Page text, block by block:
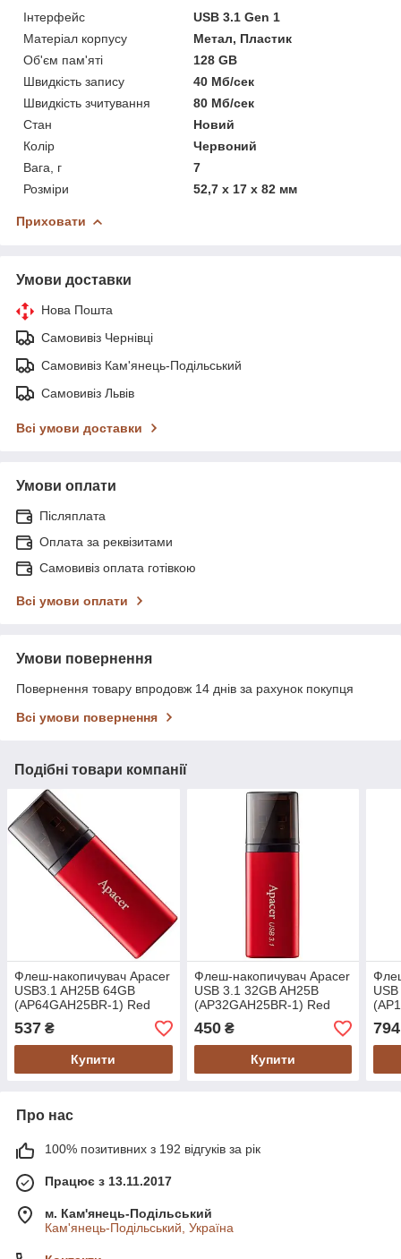
Інтерфейс
USB 3.1 Gen 1
Матеріал корпусу
Метал, Пластик
Об'єм пам'яті
128 GB
Швидкість запису
40 Мб/сек
Швидкість зчитування
80 Мб/сек
Стан
Новий
Колір
Червоний
Вага, г
7
Розміри
52,7 x 17 x 82 мм
Приховати
Умови доставки
Нова Пошта
Самовивіз Чернівці
Самовивіз Кам'янець-Подільський
Самовивіз Львів
Всі умови доставки
Умови оплати
Післяплата
Оплата за реквізитами
Самовивіз оплата готівкою
Всі умови оплати
Умови повернення
Повернення товару впродовж 14 днів за рахунок покупця
Всі умови повернення
Подібні товари компанії
Флеш-накопичувач Apacer
USB3.1 AH25B 64GB
(AP64GAH25BR-1) Red
537 ₴
Купити
Флеш-накопичувач Apacer
USB 3.1 32GB AH25B
(AP32GAH25BR-1) Red
450₴
Купити
794
Про нас
100% позитивних з 192 відгуків за рік
Працює з 13.11.2017
м. Кам'янець-Подільський
Кам'янець-Подільський, Україна